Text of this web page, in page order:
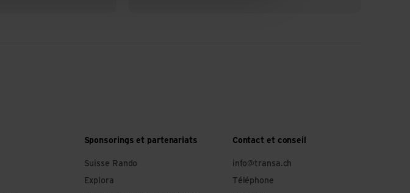
Sponsorings et partenariats
Suisse Rando
Explora
Contact et conseil
info@transa.ch
Téléphone